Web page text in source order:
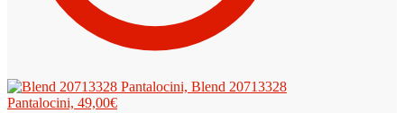
Blend 20713328
Pantalocini, 49,00€